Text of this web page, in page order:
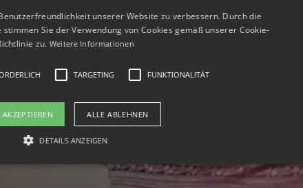
unserer Website zu verbessern. Durch die
Sie der Verwendung von Cookies gemäß unserer Cookie-
zu.Weitere Informationen
TARGETING FUNKTIONALITÄT
AKZEPTIEREN ALLE ABLEHNEN
DETAILS ANZEIGEN